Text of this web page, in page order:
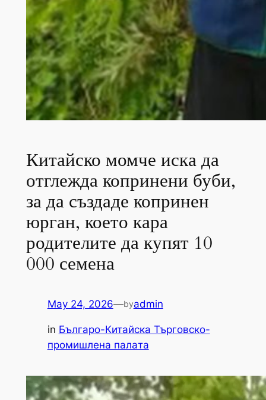
Китайско момче иска да
отглежда копринени буби,
за да създаде копринен
юрган, което кара
родителите да купят 10
000 семена
May 24, 2026—byadmin
in Българо-Китайска Търговско-
промишлена палaта